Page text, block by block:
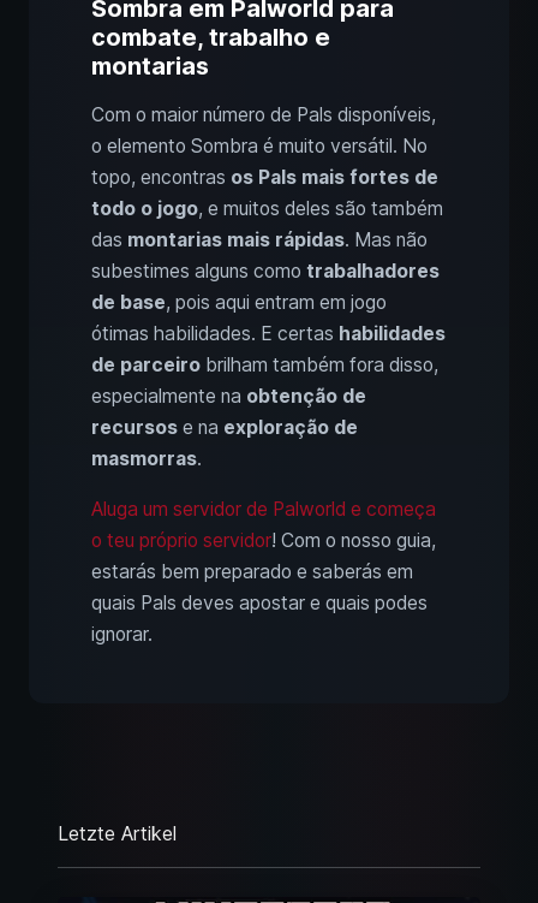
Sombra em Palworld para
combate, trabalho e
montarias
Com o maior número de Pals disponíveis,
o elemento Sombra é muito versátil. No
topo, encontras os Pals mais fortes de
todo o jogo, e muitos deles são também
das montarias mais rápidas. Mas não
subestimes alguns como trabalhadores
de base, pois aqui entram em jogo
ótimas habilidades. E certas habilidades
de parceiro brilham também fora disso,
especialmente na obtenção de
recursos e na exploração de
masmorras.
Aluga um servidor de Palworld e começa
o teu próprio servidor! Com o nosso guia,
estarás bem preparado e saberás em
quais Pals deves apostar e quais podes
ignorar.
Letzte Artikel